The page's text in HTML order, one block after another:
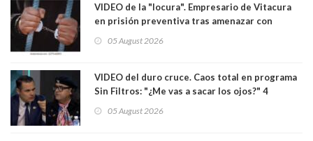
VIDEO de la "locura". Empresario de Vitacura
en prisión preventiva tras amenazar con
Los persiguió en potente camioneta
05 August 2026
VIDEO del duro cruce. Caos total en programa
Sin Filtros: "¿Me vas a sacar los ojos?" 4
excarabinero que dejó ciego a Gustavo Gatica:
05 August 2026